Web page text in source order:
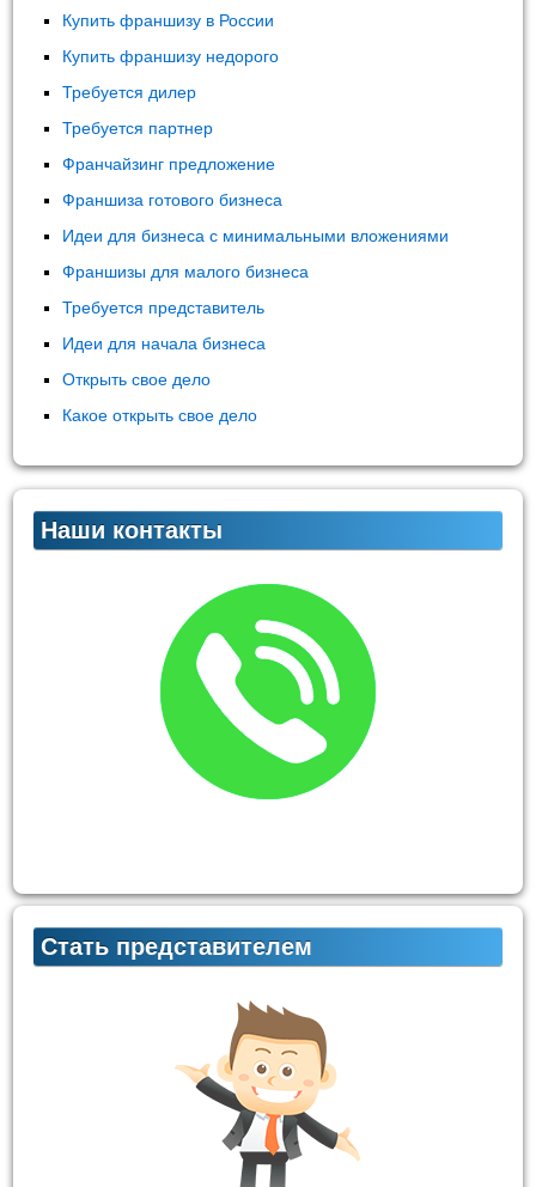
Купить франшизу в России
Купить франшизу недорого
Требуется дилер
Требуется партнер
Франчайзинг предложение
Франшиза готового бизнеса
Идеи для бизнеса с минимальными вложениями
Франшизы для малого бизнеса
Требуется представитель
Идеи для начала бизнеса
Открыть свое дело
Какое открыть свое дело
Наши контакты
Стать представителем